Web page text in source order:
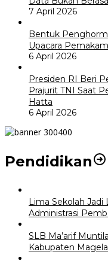
7 April 2026
Bentuk
Upacara
6 April 2026
Presiden RI Beri
Prajurit TNI Saat
Hatta
6 April 2026
Pendidikan
Lima Sekolah
Administrasi
SLB Ma’arif
Kabupaten